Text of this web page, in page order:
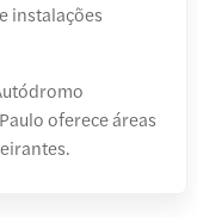
instalações
oferece áreas